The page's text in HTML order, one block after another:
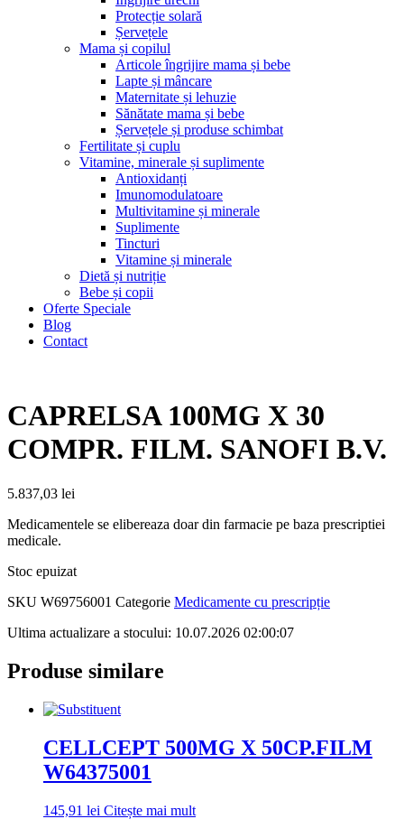
Protecție solară
Șervețele
Mama și copilul
Articole îngrijire mama și bebe
Lapte și mâncare
Maternitate și lehuzie
Sănătate mama și bebe
Șervețele și produse schimbat
Fertilitate și cuplu
Vitamine, minerale și suplimente
Antioxidanți
Imunomodulatoare
Multivitamine și minerale
Suplimente
Tincturi
Vitamine și minerale
Dietă și nutriție
Bebe și copii
Oferte Speciale
Blog
Contact
CAPRELSA 100MG X 30
COMPR. FILM. SANOFI B.V.
5.837,03 lei
Medicamentele se elibereaza doar din farmacie pe baza prescriptiei
medicale.
Stoc epuizat
SKU W69756001 Categorie Medicamente cu prescripție
Ultima actualizare a stocului: 10.07.2026 02:00:07
Produse similare
CELLCEPT 500MG X 50CP.FILM
W64375001
145,91 lei Citește mai mult